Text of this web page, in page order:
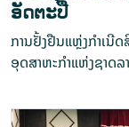
ອັດຕະປື
ການຢັ້ງຢືນແຫຼ່ງກຳເນີ
ອຸດສາຫະກຳແຫ່ງຊາດ